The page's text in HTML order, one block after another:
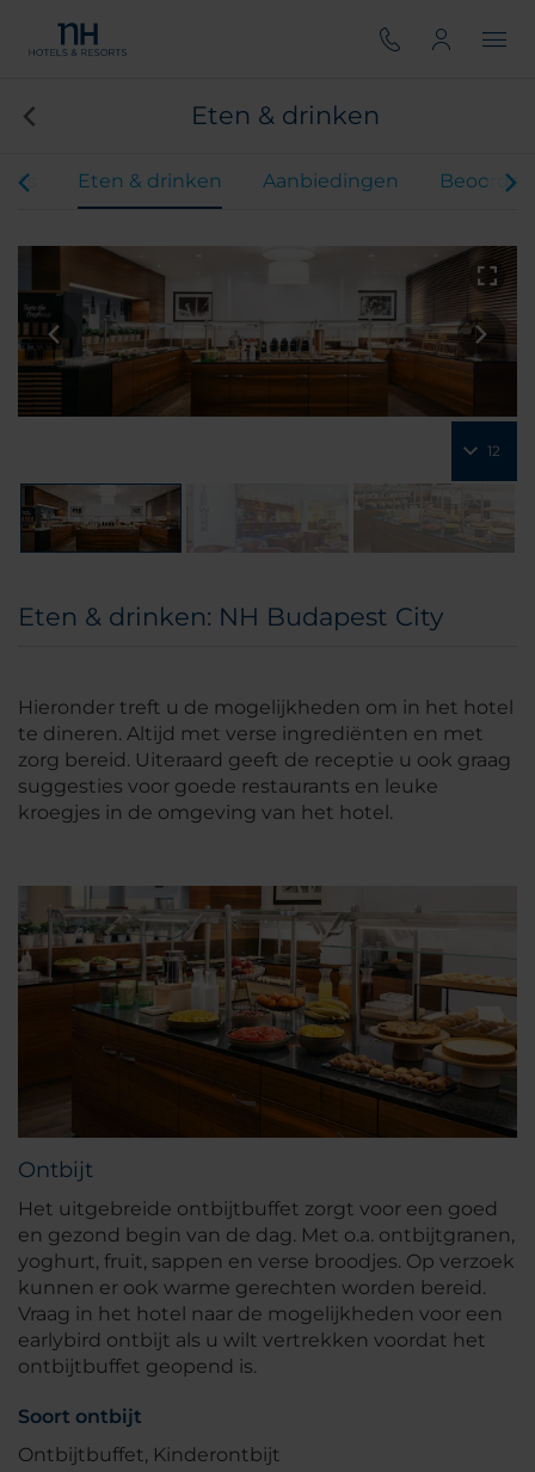
Eten & drinken
Eten & drinken Aanbiedingen
12
Eten & drinken: NH Budapest City
Hieronder treft u de mogelijkheden om in het hotel
te dineren. Altijd met verse ingrediënten en met
zorg bereid. Uiteraard geeft de receptie u ook graag
suggesties voor goede restaurants en leuke
kroegjes in de omgeving van het hotel.
Ontbijt
Het uitgebreide ontbijtbuffet zorgt voor een goed
en gezond begin van de dag. Met o.a. ontbijtgranen,
yoghurt, fruit, sappen en verse broodjes. Op verzoek
kunnen er ook warme gerechten worden bereid.
Vraag in het hotel naar de mogelijkheden voor een
earlybird ontbijt als u wilt vertrekken voordat het
ontbijtbuffet geopend is.
Soort ontbijt
Ontbijtbuffet, Kinderontbijt